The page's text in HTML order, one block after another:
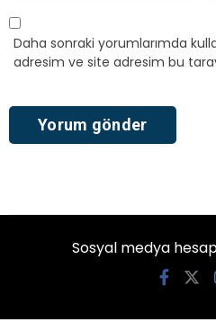
Daha sonraki yorumlarımda
adresim ve site adresim bu
Sosyal medya